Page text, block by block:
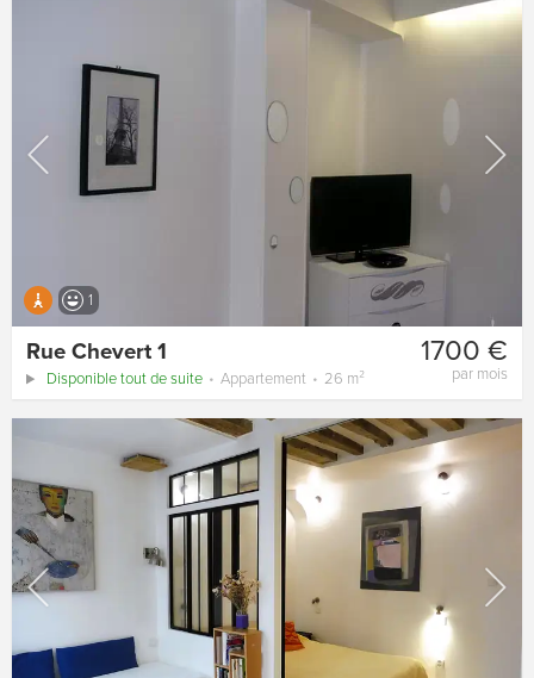
1
1700 €
par mois
Rue Chevert 1
Disponible tout de suite Appartement 26 m²